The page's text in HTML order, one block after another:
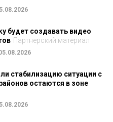
будет создавать видео
Партнерский материал
стабилизацию ситуации с
остаются в зоне